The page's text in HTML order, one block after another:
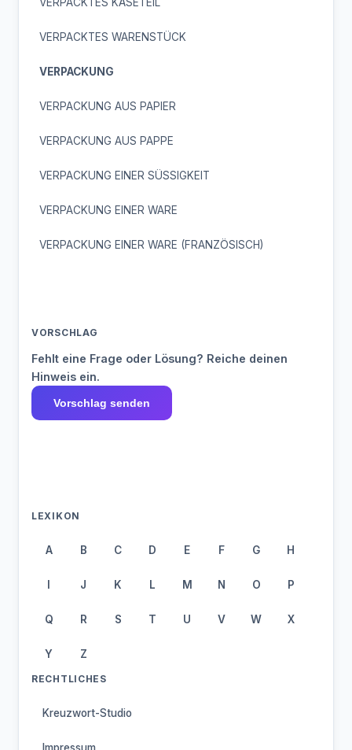
VERPACKTES WARENSTÜCK
VERPACKUNG
VERPACKUNG AUS PAPIER
VERPACKUNG AUS PAPPE
VERPACKUNG EINER SÜSSIGKEIT
VERPACKUNG EINER WARE
VERPACKUNG EINER WARE (FRANZÖSISCH)
VORSCHLAG
Fehlt eine Frage oder Lösung? Reiche deinen
Hinweis ein.
Vorschlag senden
LEXIKON
A B C D E F G H
I J K L M N O P
Q R S T U V W X
Y Z
RECHTLICHES
Kreuzwort-Studio
Impressum